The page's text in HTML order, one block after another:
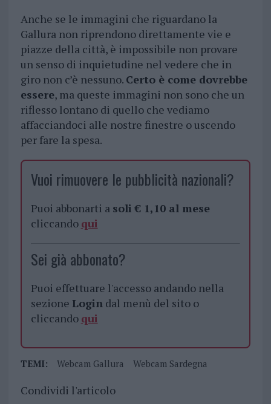
Anche se le immagini che riguardano la
Gallura non riprendono direttamente vie e
piazze della città, è impossibile non provare
un senso di inquietudine nel vedere che in
giro non c’è nessuno. Certo è come dovrebbe
essere, ma queste immagini non sono che un
riflesso lontano di quello che vediamo
affacciandoci alle nostre finestre o uscendo
per fare la spesa.
Vuoi rimuovere le pubblicità nazionali?
Puoi abbonarti a soli € 1,10 al mese
cliccando qui
Sei già abbonato?
Puoi effettuare l'accesso andando nella
sezione Logindal menù del sito o
cliccando qui
TEMI: Webcam Gallura Webcam Sardegna
Condividi l'articolo